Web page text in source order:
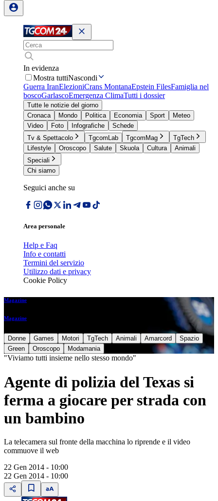
In evidenza
Mostra tuttiNascondi
Guerra IranElezioniCrans MontanaEpstein FilesFamiglia nel
boscoGarlascoEmergenza ClimaTutti i dossier
Tutte le notizie del giorno
Cronaca
Mondo Politica Economia Sport
Meteo
Video
Foto Infografiche
Schede
Tv & Spettacolo
TgcomLab TgcomMag
TgTech
Lifestyle
Oroscopo Salute Skuola Cultura
Animali
Speciali
Chi siamo
Seguici anche su
Area personale
Help e Faq
Info e contatti
Termini del servizio
Utilizzo dati e privacy
Cookie Policy
Magazine
Magazine
Donne Games Motori TgTech Animali Amarcord
Spazio
Green
Oroscopo Modamania
"Viviamo tutti insieme nello stesso mondo"
Agente di polizia del Texas si
ferma a giocare per strada con
un bambino
La telecamera sul fronte della macchina lo riprende e il video
commuove il web
22 Gen 2014 - 10:00
22 Gen 2014 - 10:00